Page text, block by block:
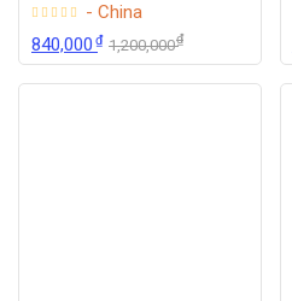
- China
840,000₫ 1,200,000₫